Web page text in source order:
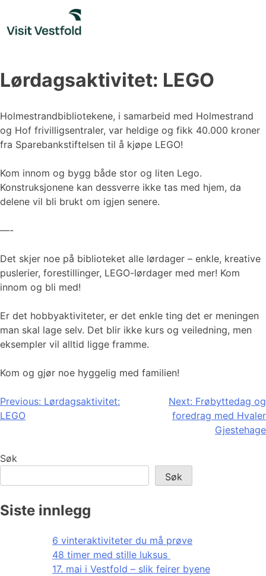
content
Lørdagsaktivitet: LEGO
Holmestrandbibliotekene, i samarbeid med Holmestrand
og Hof frivilligsentraler, var heldige og fikk 40.000 kroner
fra Sparebankstiftelsen til å kjøpe LEGO!
Kom innom og bygg både stor og liten Lego.
Konstruksjonene kan dessverre ikke tas med hjem, da
delene vil bli brukt om igjen senere.
—-
Det skjer noe på biblioteket alle lørdager – enkle, kreative
puslerier, forestillinger, LEGO-lørdager med mer! Kom
innom og bli med!
Er det hobbyaktiviteter, er det enkle ting det er meningen
man skal lage selv. Det blir ikke kurs og veiledning, men
eksempler vil alltid ligge framme.
Kom og gjør noe hyggelig med familien!
Innleggsnavigasjon
Previous: Lørdagsaktivitet:
LEGO
Next: Frøbyttedag og
foredrag med Hvaler
Gjestehage
Søk
Søk
Siste innlegg
6 vinteraktiviteter du må prøve
48 timer med stille luksus
17. mai i Vestfold – slik feirer byene